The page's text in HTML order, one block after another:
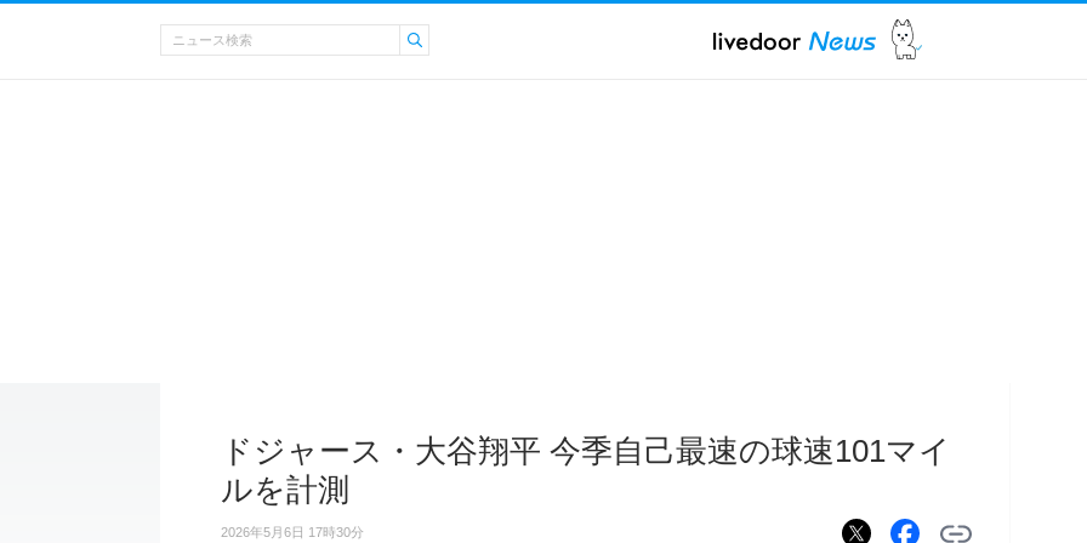
ドジャース・大谷翔平 今季自己最速の球速101マイ
ルを計測
2026年5月6日 17時30分